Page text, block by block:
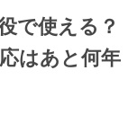
で使える？
はあと何年